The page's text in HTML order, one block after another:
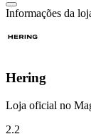
Informações da
Hering
Loja oficial no
2.2